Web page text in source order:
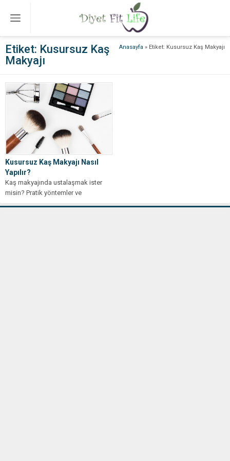
Anasayfa » Etiket: Kusursuz Kaş Makyajı
Etiket: Kusursuz Kaş
Makyajı
Kusursuz Kaş Makyajı Nasıl
Yapılır?
Kaş makyajında ustalaşmak ister
misin? Pratik yöntemler ve
profesyonel önerilerle kusursuz